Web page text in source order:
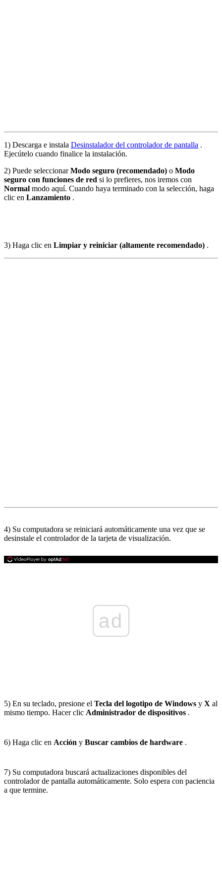
1) Descarga e instala Desinstalador del controlador de pantalla .
Ejecútelo cuando finalice la instalación.
2) Puede seleccionarModo seguro (recomendado) o Modo
seguro con funciones de red si lo prefieres, nos iremos con
Normal modo aquí. Cuando haya terminado con la selección, haga
clic en Lanzamiento .
3) Haga clic en Limpiar y reiniciar (altamente recomendado) .
4) Su computadora se reiniciará automáticamente una vez que se
desinstale el controlador de la tarjeta de visualización.
ad
5) En su teclado, presione el Tecla del logotipo de Windows y X al
mismo tiempo. Hacer clic Administrador de dispositivos .
6) Haga clic en Acción y Buscar cambios de hardware .
7) Su computadora buscará actualizaciones disponibles del
controlador de pantalla automáticamente. Solo espera con paciencia
a que termine.